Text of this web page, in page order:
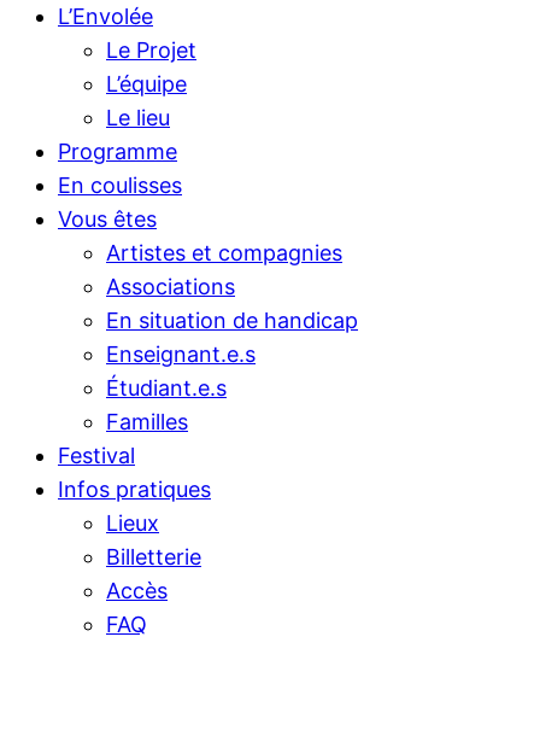
L’Envolée
Le Projet
L’équipe
Le lieu
Programme
En coulisses
Vous êtes
Artistes et compagnies
Associations
En situation de handicap
Enseignant.e.s
Étudiant.e.s
Familles
Festival
Infos pratiques
Lieux
Billetterie
Accès
FAQ